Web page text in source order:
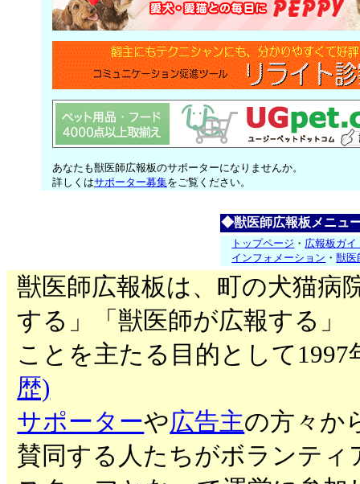
あなたも獣医師広報板のサポーターになりませんか。
詳しくはサポーター募集をご覧ください。
◆獣医師広報板メニュ
トップページ ・ 広報板ガイ
インフォメーション ・獣医
獣医師広報板は、町の犬猫病
する」「獣医師が広報する」
ことを主たる目的として
歴)
サポーターや広告主の方々か
賛同する人たちがボランティ